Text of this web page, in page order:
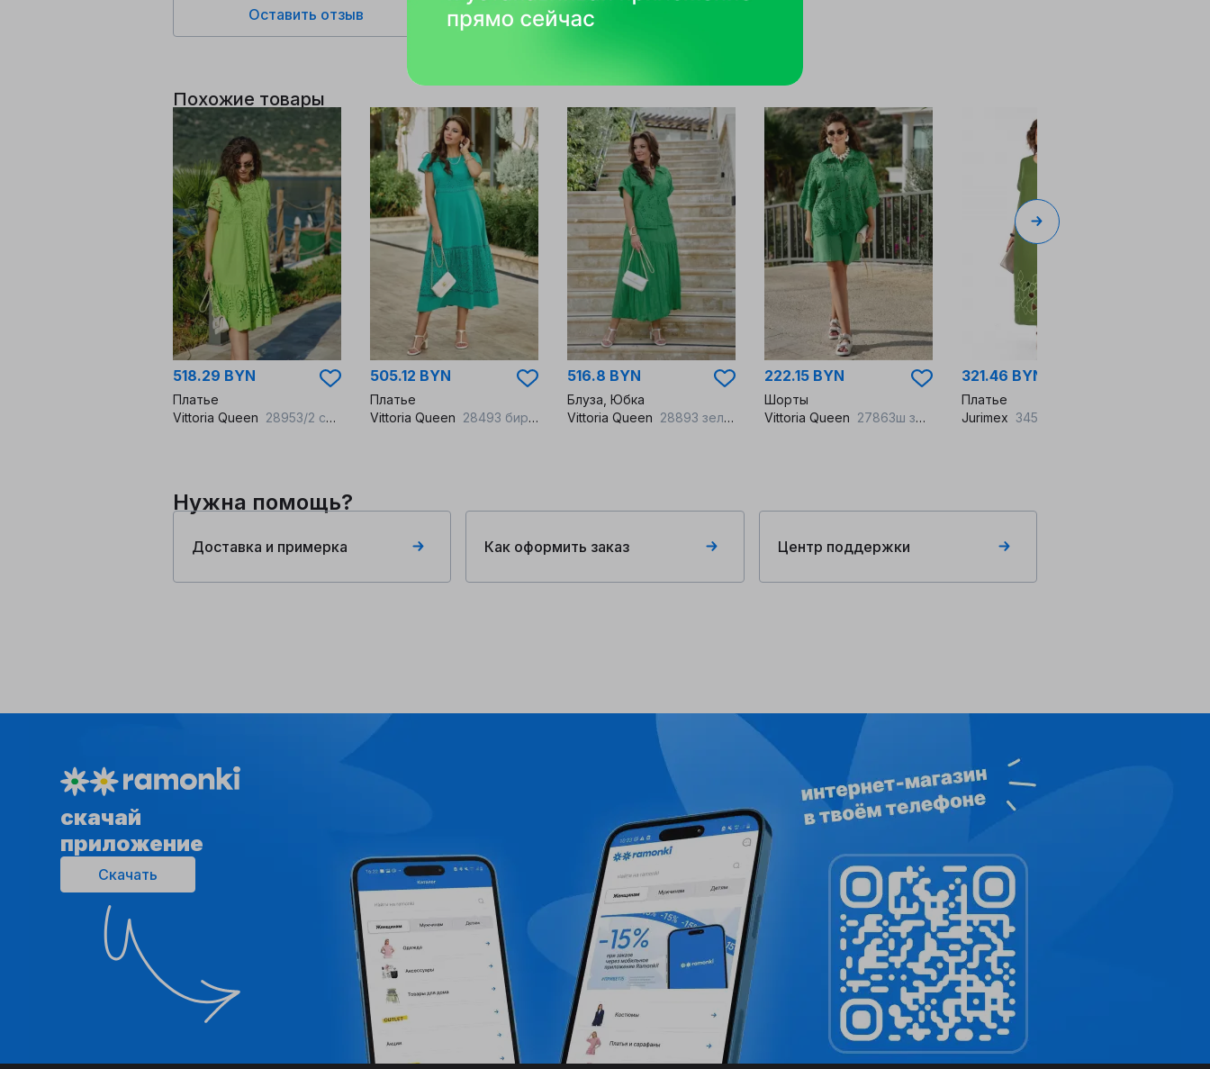
Оставить отзыв
Похожие товары
518.29 BYN
Платье
Vittoria Queen 28953/2 салатовый
505.12 BYN
Платье
Vittoria Queen 28493 бирюза
516.8 BYN
Блуза, Юбка
Vittoria Queen 28893 зеленый
222.15 BYN
Шорты
Vittoria Queen 27863ш зеленый
321.46 BYN
Платье
Jurimex 3450-3 зеленый
Нужна помощь?
Доставка и примерка Как оформить заказ Центр поддержки
cкачай
приложение
Скачать